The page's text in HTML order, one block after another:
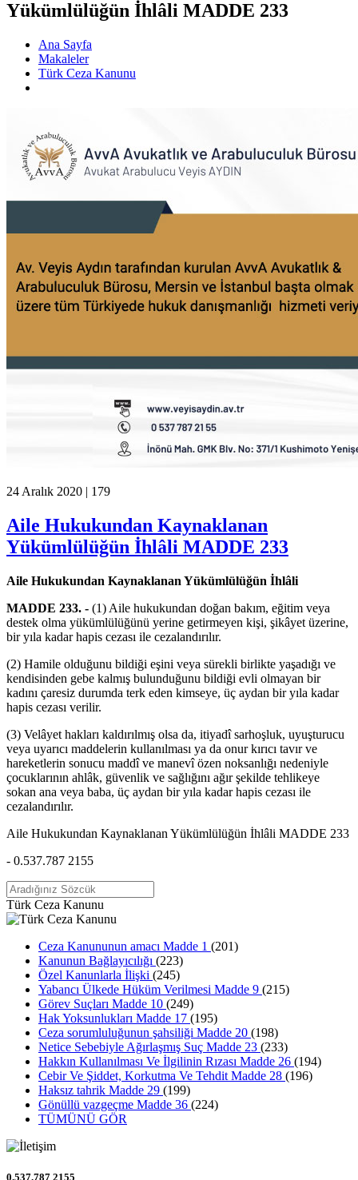
Yükümlülüğün İhlâli MADDE 233
Ana Sayfa
Makaleler
Türk Ceza Kanunu
24 Aralık 2020 | 179
Aile Hukukundan Kaynaklanan
Yükümlülüğün İhlâli MADDE 233
Aile Hukukundan Kaynaklanan Yükümlülüğün İhlâli
MADDE 233. - (1) Aile hukukundan doğan bakım, eğitim veya
destek olma yükümlülüğünü yerine getirmeyen kişi, şikâyet üzerine,
bir yıla kadar hapis cezası ile cezalandırılır.
(2) Hamile olduğunu bildiği eşini veya sürekli birlikte yaşadığı ve
kendisinden gebe kalmış bulunduğunu bildiği evli olmayan bir
kadını çaresiz durumda terk eden kimseye, üç aydan bir yıla kadar
hapis cezası verilir.
(3) Velâyet hakları kaldırılmış olsa da, itiyadî sarhoşluk, uyuşturucu
veya uyarıcı maddelerin kullanılması ya da onur kırıcı tavır ve
hareketlerin sonucu maddî ve manevî özen noksanlığı nedeniyle
çocuklarının ahlâk, güvenlik ve sağlığını ağır şekilde tehlikeye
sokan ana veya baba, üç aydan bir yıla kadar hapis cezası ile
cezalandırılır.
Aile Hukukundan Kaynaklanan Yükümlülüğün İhlâli MADDE 233
- 0.537.787 2155
Türk Ceza Kanunu
Ceza Kanununun amacı Madde 1 (201)
Kanunun Bağlayıcılığı (223)
Özel Kanunlarla İlişki (245)
Yabancı Ülkede Hüküm Verilmesi Madde 9 (215)
Görev Suçları Madde 10 (249)
Hak Yoksunlukları Madde 17 (195)
Ceza sorumluluğunun şahsiliği Madde 20 (198)
Netice Sebebiyle Ağırlaşmış Suç Madde 23 (233)
Hakkın Kullanılması Ve İlgilinin Rızası Madde 26 (194)
Cebir Ve Şiddet, Korkutma Ve Tehdit Madde 28 (196)
Haksız tahrik Madde 29 (199)
Gönüllü vazgeçme Madde 36 (224)
TÜMÜNÜ GÖR
0.537.787 2155